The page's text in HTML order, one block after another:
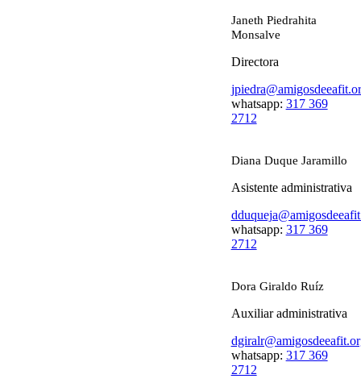
Janeth Piedrahita
Monsalve
Directora
whatsapp: 317 369
2712
Diana Duque Jaramillo
Asistente administrativa
whatsapp: 317 369
2712
Dora Giraldo Ruíz
Auxiliar administrativa
whatsapp: 317 369
2712